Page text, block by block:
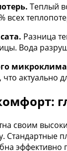
Теплый
всех
Разница
Вода
что актуально
своим
Стандартные